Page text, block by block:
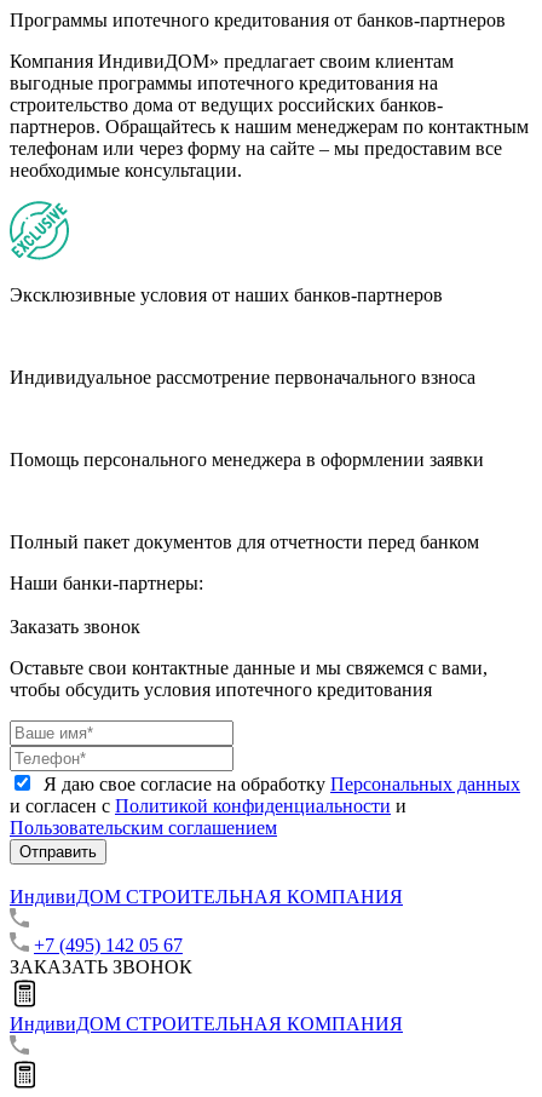
Программы ипотечного кредитования от банков-партнеров
Компания ИндивиДОМ» предлагает своим клиентам
выгодные программы ипотечного кредитования на
строительство дома от ведущих российских банков-
партнеров. Обращайтесь к нашим менеджерам по контактным
телефонам или через форму на сайте – мы предоставим все
необходимые консультации.
Эксклюзивные условия от наших банков-партнеров
Индивидуальное рассмотрение первоначального взноса
Помощь персонального менеджера в оформлении заявки
Полный пакет документов для отчетности перед банком
Наши банки-партнеры:
Заказать звонок
Оставьте свои контактные данные и мы свяжемся с вами,
чтобы обсудить условия ипотечного кредитования
Я даю свое согласие на обработку Персональных данных
и согласен с Политикой конфиденциальности и
Пользовательским соглашением
Отправить
ИндивиДОМ СТРОИТЕЛЬНАЯ КОМПАНИЯ
+7 (495) 142 05 67
ЗАКАЗАТЬ ЗВОНОК
ИндивиДОМ СТРОИТЕЛЬНАЯ КОМПАНИЯ